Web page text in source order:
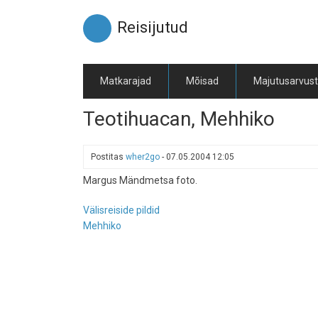
Reisijutud
Matkarajad Mõisad
Teotihuacan, Mehhiko
Postitas wher2go - 07.05.2004 12:05
Margus Mändmetsa foto.
Välisreiside pildid
Mehhiko